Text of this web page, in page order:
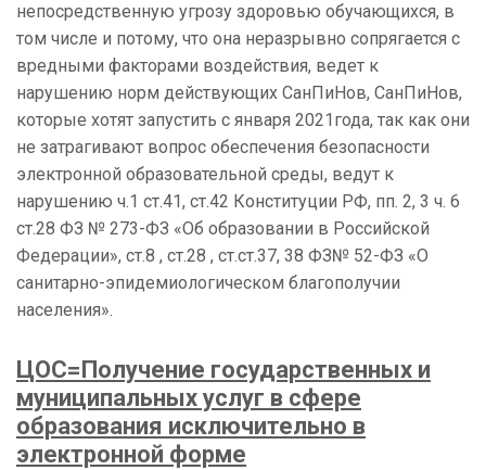
непосредственную угрозу здоровью обучающихся, в
том числе и потому, что она неразрывно сопрягается с
вредными факторами воздействия, ведет к
нарушению норм действующих СанПиНов, СанПиНов,
которые хотят запустить с января 2021года, так как они
не затрагивают вопрос обеспечения безопасности
электронной образовательной среды, ведут к
нарушению ч.1 ст.41, ст.42 Конституции РФ, пп. 2, 3 ч. 6
ст.28 ФЗ № 273-ФЗ «Об образовании в Российской
Федерации», ст.8 , ст.28 , ст.ст.37, 38 ФЗ№ 52-ФЗ «О
санитарно-эпидемиологическом благополучии
населения».
ЦОС=Получение государственных и
муниципальных услуг в сфере
образования исключительно в
электронной форме